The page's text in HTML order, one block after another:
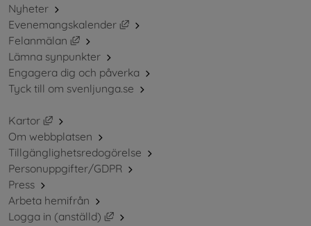
Nyheter
Evenemangskalender
Länk till annan webbplats, öppnas i
Felanmälan
Länk till annan webbplats, öppnas i nytt fönster.
Lämna synpunkter
Engagera dig och påverka
Tyck till om svenljunga.se
Kartor
Länk till annan webbplats, öppnas i nytt fönster.
Om webbplatsen
Tillgänglighetsredogörelse
Personuppgifter/GDPR
Press
Arbeta hemifrån
Logga in (anställd)
Länk till annan webbplats, öppnas i nytt